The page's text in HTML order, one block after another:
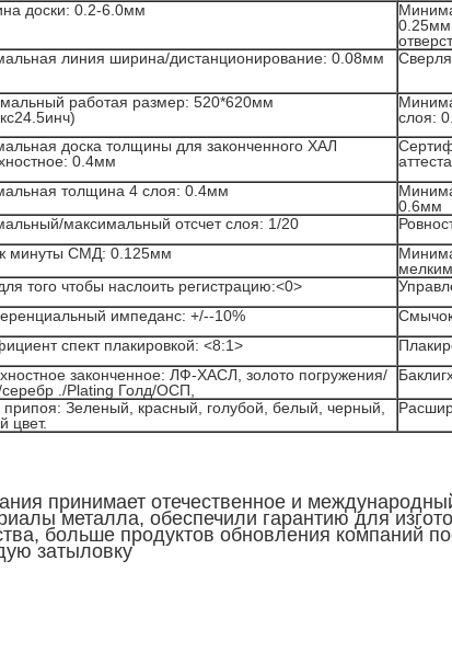
доски: 0.2-6.0мм
0.25мм
линия ширина/дистанционирование: 0.08мм
работая размер: 520*620мм
слоя:
доска толщины для законченного ХАЛ
0.4мм
толщина 4 слоя: 0.4мм
0.6мм
максимальный отсчет слоя: 1/20
минуты СМД: 0.125мм
того чтобы наслоить регистрацию:<0>
импеданс: +/--10%
спект плакировкой: <8:1>
законченное: ЛФ-ХАСЛ, золото погружения/
./Plating Голд/ОСП,
припоя: Зеленый, красный, голубой, белый, черный,
цвет.
принимает отечественное и
металла, обеспечили гарантию для
больше продуктов обновления компаний
затыловку